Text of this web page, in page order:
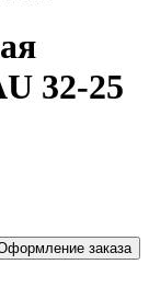
32-25
заказа